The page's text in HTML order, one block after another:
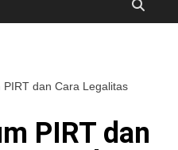
PIRT dan Cara Legalitas
PIRT dan